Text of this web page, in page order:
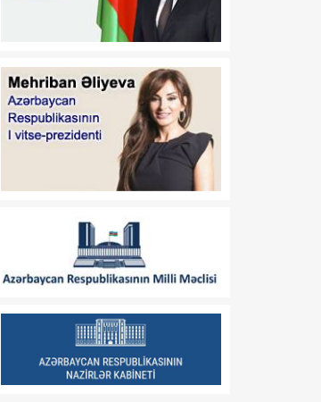
Kolleclərə qəbul üzrə
dək davam edəcək
Dünya birjalarında neft
bahalaşıb
11:20
07 Avqust
Bu gün bəzi ərazilərdə
elektrik enerjisinin
11:15
07 Avqust
Avropada istidən 25
mindən çox insan ölüb
07 Avqust
Bütün ermənilərin
katolikosu bu gün hakim
11:08